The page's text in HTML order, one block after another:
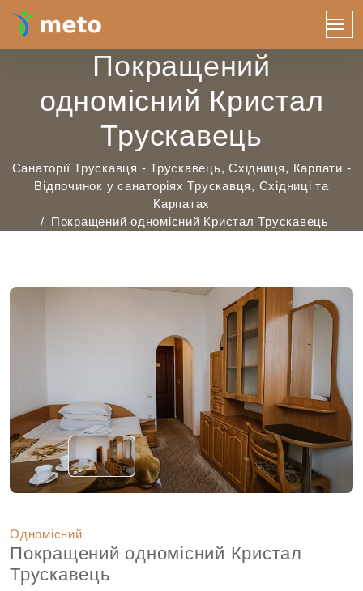
Покращений
одномісний Кристал
Трускавець
Санаторії Трускавця - Трускавець, Східниця, Карпати -
Відпочинок у санаторіях Трускавця, Східниці та
Карпатах
Покращений одномісний Кристал Трускавець
Одномісний
Покращений одномісний Кристал
Трускавець